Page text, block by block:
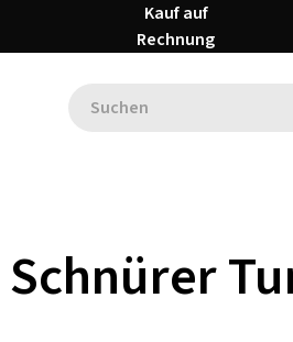
Kauf auf
Rechnung
Schnürer